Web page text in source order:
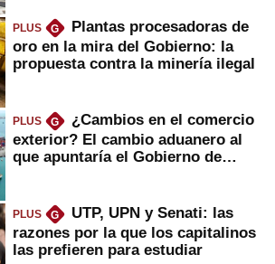
PLUS G
Plantas procesadoras de
oro en la mira del Gobierno: la
propuesta contra la minería ilegal
PLUS G
¿Cambios en el comercio
exterior? El cambio aduanero al
que apuntaría el Gobierno de
PLUS G
UTP, UPN y Senati: las
razones por la que los capitalinos
las prefieren para estudiar